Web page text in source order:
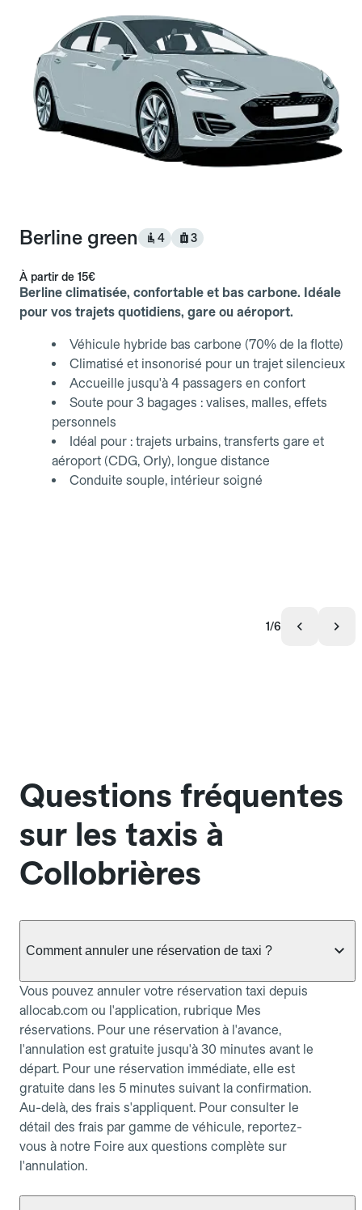
Berline green 4 3
À partir de 15€
Berline climatisée, confortable et bas carbone. Idéale
pour vos trajets quotidiens, gare ou aéroport.
Véhicule hybride bas carbone (70% de la flotte)
Climatisé et insonorisé pour un trajet silencieux
Accueille jusqu'à 4 passagers en confort
Soute pour 3 bagages : valises, malles, effets
personnels
Idéal pour : trajets urbains, transferts gare et
aéroport (CDG, Orly), longue distance
Conduite souple, intérieur soigné
1/6
Questions fréquentes
sur les taxis à
Collobrières
Comment annuler une réservation de taxi ?
Vous pouvez annuler votre réservation taxi depuis
allocab.com ou l'application, rubrique Mes
réservations. Pour une réservation à l'avance,
l'annulation est gratuite jusqu'à 30 minutes avant le
départ. Pour une réservation immédiate, elle est
gratuite dans les 5 minutes suivant la confirmation.
Au-delà, des frais s'appliquent. Pour consulter le
détail des frais par gamme de véhicule, reportez-
vous à notre Foire aux questions complète sur
l'annulation.